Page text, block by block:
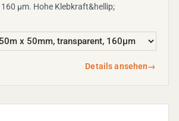
µm. Hohe Klebkraft&hellip;
Details ansehen→